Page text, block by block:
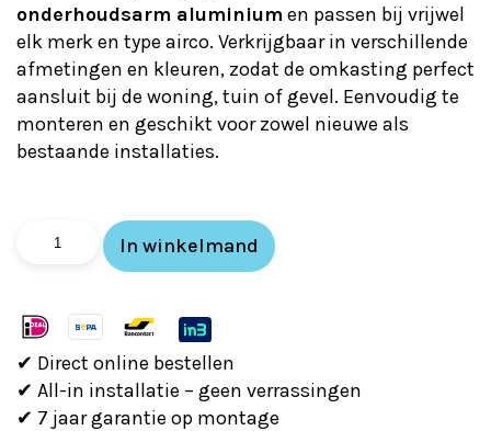
onderhoudsarm aluminium en passen bij vrijwel
elk merk en type airco. Verkrijgbaar in verschillende
afmetingen en kleuren, zodat de omkasting perfect
aansluit bij de woning, tuin of gevel. Eenvoudig te
monteren en geschikt voor zowel nieuwe als
bestaande installaties.
Qventi
Aluminium
Airconditioner
ombouw
115*85*57
Medium
aantal
In winkelmand
✔ Direct online bestellen
✔ All-in installatie – geen verrassingen
✔ 7 jaar garantie op montage